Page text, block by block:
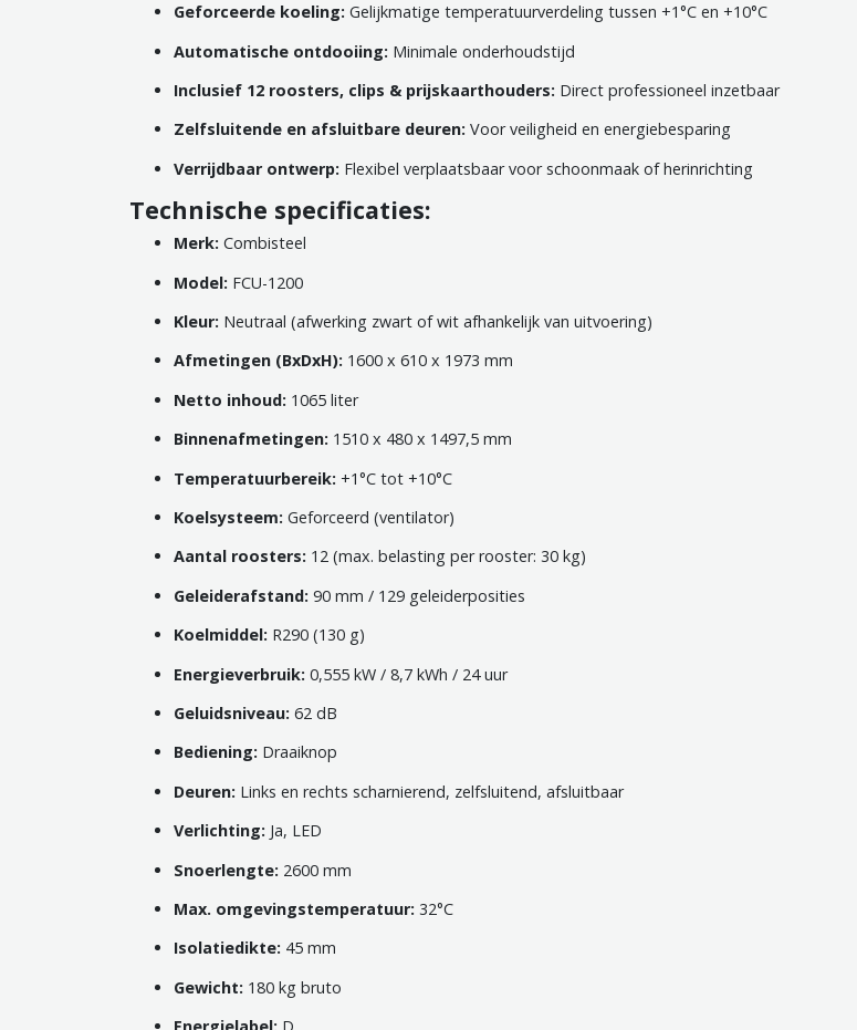
Geforceerde koeling: Gelijkmatige temperatuurverdeling tussen +1°C en +10°C
Automatische ontdooiing: Minimale onderhoudstijd
Inclusief 12 roosters, clips & prijskaarthouders: Direct professioneel inzetbaar
Zelfsluitende en afsluitbare deuren: Voor veiligheid en energiebesparing
Verrijdbaar ontwerp: Flexibel verplaatsbaar voor schoonmaak of herinrichting
Technische specificaties:
Merk: Combisteel
Model: FCU-1200
Kleur: Neutraal (afwerking zwart of wit afhankelijk van uitvoering)
Afmetingen (BxDxH): 1600 x 610 x 1973 mm
Netto inhoud: 1065 liter
Binnenafmetingen: 1510 x 480 x 1497,5 mm
Temperatuurbereik: +1°C tot +10°C
Koelsysteem: Geforceerd (ventilator)
Aantal roosters: 12 (max. belasting per rooster: 30 kg)
Geleiderafstand: 90 mm / 129 geleiderposities
Koelmiddel: R290 (130 g)
Energieverbruik: 0,555 kW / 8,7 kWh / 24 uur
Geluidsniveau: 62 dB
Bediening: Draaiknop
Deuren: Links en rechts scharnierend, zelfsluitend, afsluitbaar
Verlichting: Ja, LED
Snoerlengte: 2600 mm
Max. omgevingstemperatuur: 32°C
Isolatiedikte: 45 mm
Gewicht: 180 kg bruto